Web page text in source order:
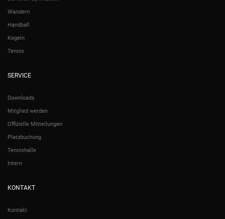
Wandern
Handball
Kegeln
Tennis
SERVICE
Downloads
Mitglied werden
Offizielle Mitteilungen
Platzbuchung
Tennishalle
Intern
KONTAKT
Kontakt